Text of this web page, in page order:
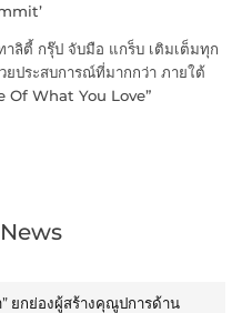
ลิตี้ กรุ๊ป จับมือ แกร็บ เติมเต็มทุก
ยประสบการณ์ที่มากกว่า ภายใต้
Of What You Love”
ยกย่องผู้สร้างคุณูปการด้าน